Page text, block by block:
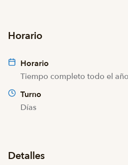
Horario
Horario
Tiempo completo todo el año
Turno
Días
Detalles